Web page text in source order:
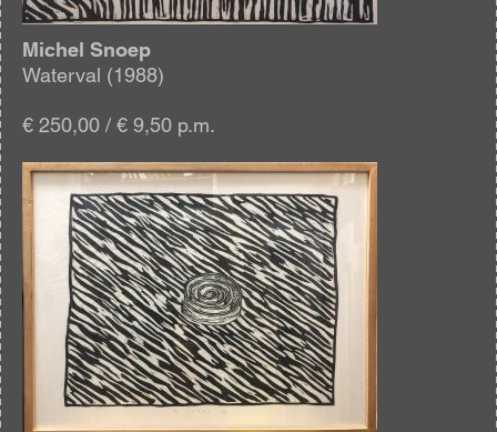
Michel Snoep
Waterval (1988)
€ 250,00 / € 9,50 p.m.
Afbeelding